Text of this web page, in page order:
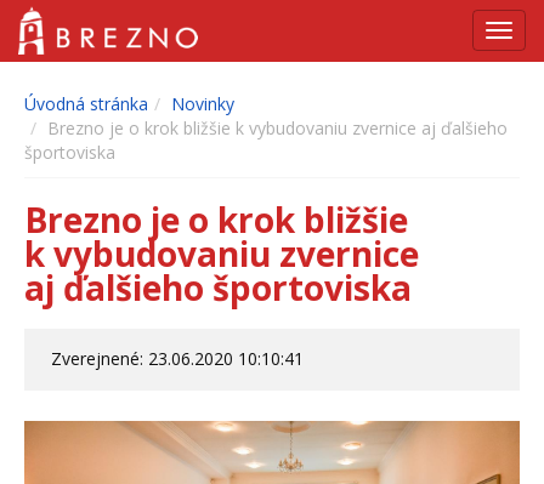
Úvodná stránka
Novinky
Brezno je o krok bližšie k vybudovaniu zvernice aj ďalšieho
športoviska
Brezno je o krok bližšie
k vybudovaniu zvernice
aj ďalšieho športoviska
Zverejnené: 23.06.2020 10:10:41